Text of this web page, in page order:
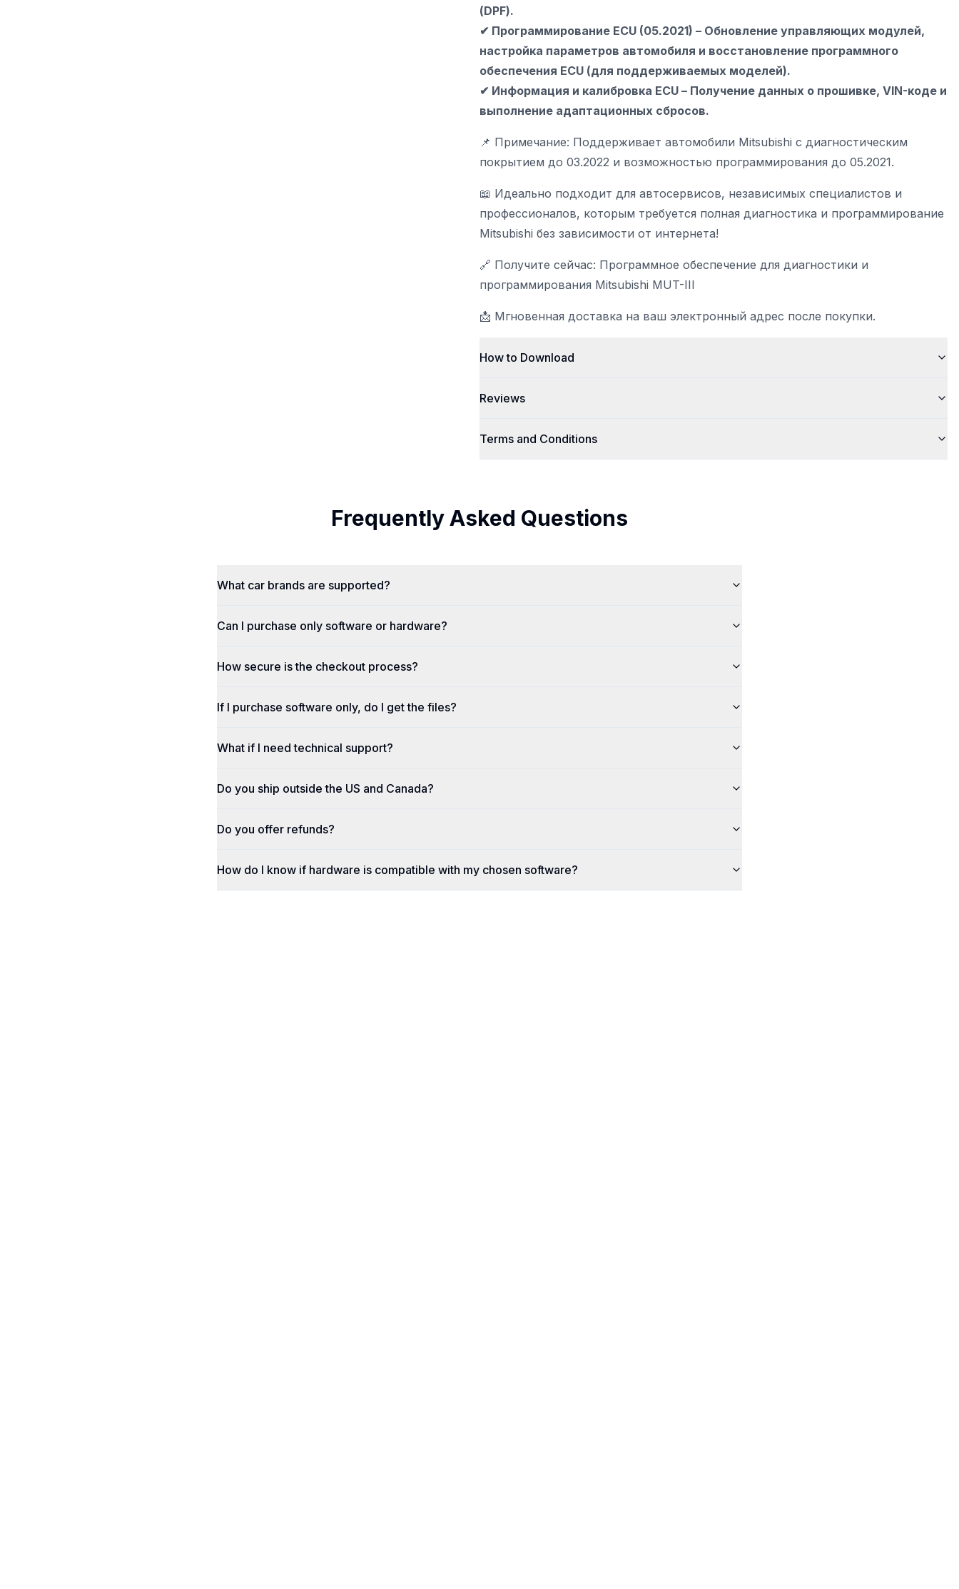
(DPF).
✔ Программирование ECU (05.2021) – Обновление управляющих модулей,
настройка параметров автомобиля и восстановление программного
обеспечения ECU (для поддерживаемых моделей).
✔ Информация и калибровка ECU – Получение данных о прошивке, VIN-коде и
выполнение адаптационных сбросов.
📌 Примечание: Поддерживает автомобили Mitsubishi с диагностическим
покрытием до 03.2022 и возможностью программирования до 05.2021.
📖 Идеально подходит для автосервисов, независимых специалистов и
профессионалов, которым требуется полная диагностика и программирование
Mitsubishi без зависимости от интернета!
🔗 Получите сейчас: Программное обеспечение для диагностики и
программирования Mitsubishi MUT-III
📩 Мгновенная доставка на ваш электронный адрес после покупки.
How to Download
Reviews
Terms and Conditions
Frequently Asked Questions
What car brands are supported?
Can I purchase only software or hardware?
How secure is the checkout process?
If I purchase software only, do I get the files?
What if I need technical support?
Do you ship outside the US and Canada?
Do you offer refunds?
How do I know if hardware is compatible with my chosen software?